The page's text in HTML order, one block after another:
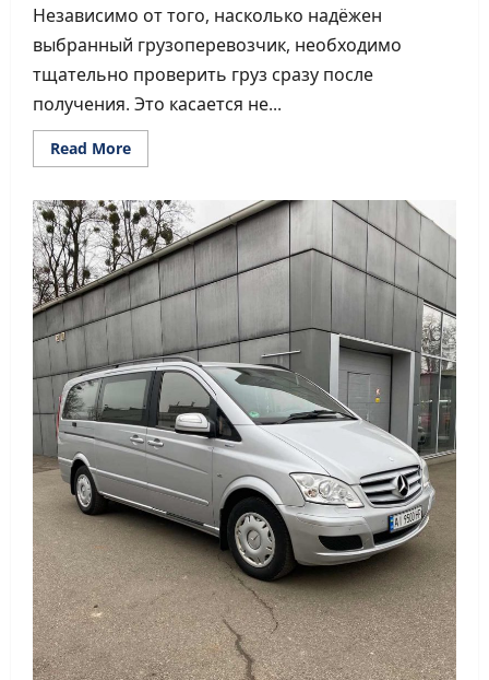
Независимо от того, насколько надёжен
выбранный грузоперевозчик, необходимо
тщательно проверить груз сразу после
получения. Это касается не...
Read MoreRead
more
правильно
принимать
груз:
чек-
лист
для
проверки